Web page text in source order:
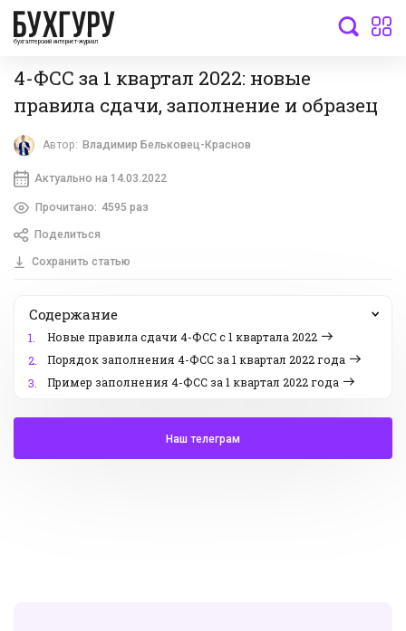
бухгалтерский интернет-журнал
4-ФСС за 1 квартал 2022: новые
правила сдачи, заполнение и образец
Автор: Владимир Бельковец-Краснов
Актуально на 14.03.2022
Прочитано: 4595 раз
Поделиться
Сохранить статью
Содержание
1.
Новые правила сдачи 4-ФСС с 1 квартала 2022
2.
Порядок заполнения 4-ФСС за 1 квартал 2022 года
3.
Пример заполнения 4-ФСС за 1 квартал 2022 года
Наш телеграм